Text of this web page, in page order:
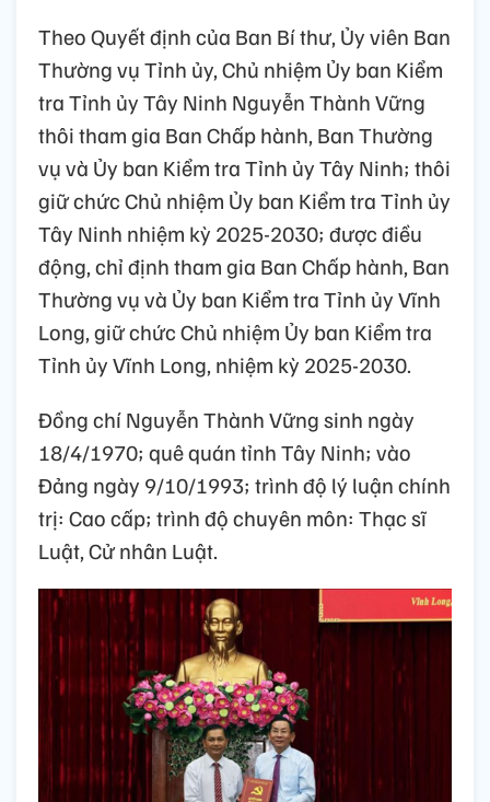
Theo Quyết định của Ban Bí thư, Ủy viên Ban
Thường vụ Tỉnh ủy, Chủ nhiệm Ủy ban Kiểm
tra Tỉnh ủy Tây Ninh Nguyễn Thành Vững
thôi tham gia Ban Chấp hành, Ban Thường
vụ và Ủy ban Kiểm tra Tỉnh ủy Tây Ninh; thôi
giữ chức Chủ nhiệm Ủy ban Kiểm tra Tỉnh ủy
Tây Ninh nhiệm kỳ 2025-2030; được điều
động, chỉ định tham gia Ban Chấp hành, Ban
Thường vụ và Ủy ban Kiểm tra Tỉnh ủy Vĩnh
Long, giữ chức Chủ nhiệm Ủy ban Kiểm tra
Tỉnh ủy Vĩnh Long, nhiệm kỳ 2025-2030.
Đồng chí Nguyễn Thành Vững sinh ngày
18/4/1970; quê quán tỉnh Tây Ninh; vào
Đảng ngày 9/10/1993; trình độ lý luận chính
trị: Cao cấp; trình độ chuyên môn: Thạc sĩ
Luật, Cử nhân Luật.